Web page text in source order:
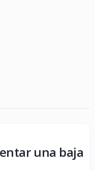
una baja